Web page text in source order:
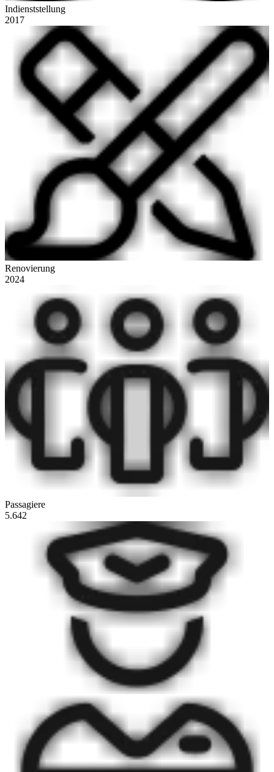
Indienststellung
2017
Renovierung
2024
Passagiere
5.642